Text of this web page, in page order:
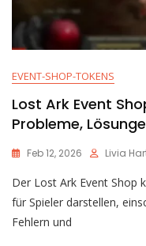
EVENT-SHOP-TOKENS
Lost Ark Event
Probleme,
Feb 12, 2026 Livia
Der Lost Ark Event Shop
für Spieler darstellen,
Fehlern und